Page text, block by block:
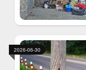
2026-06-30